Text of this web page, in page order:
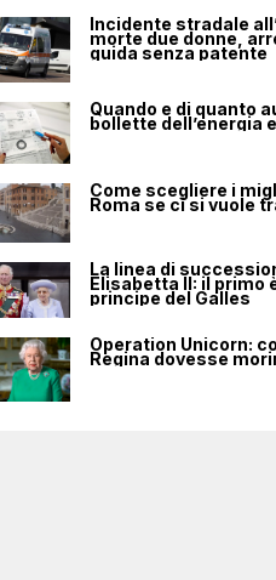
Incidente stradale
morte due donne,
guida senza patente
Quando e di quanto
bollette dell’energia
Come scegliere i
Roma se ci si vuole
La linea di
Elisabetta II: il primo
principe del Galles
Operation Unicorn:
Regina dovesse